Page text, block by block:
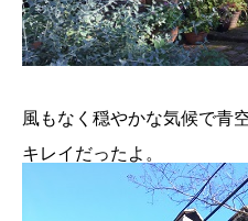
風もなく穏やかな気候で青
キレイだったよ。